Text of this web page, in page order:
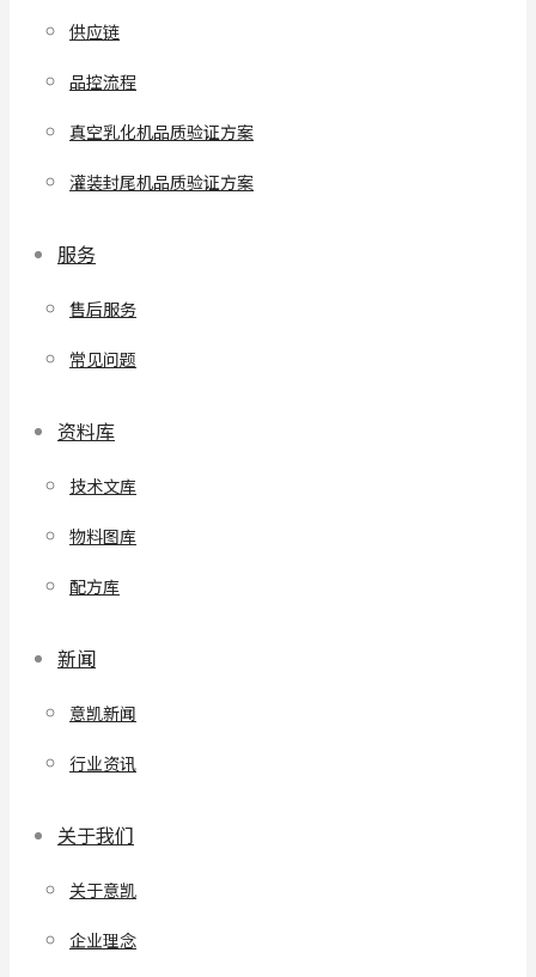
供应链
品控流程
真空乳化机品质验证方案
灌装封尾机品质验证方案
服务
售后服务
常见问题
资料库
技术文库
物料图库
配方库
新闻
意凯新闻
行业资讯
关于我们
关于意凯
企业理念